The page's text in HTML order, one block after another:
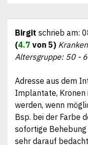
Birgit schrieb am:
(4.7 von 5)
Altersgruppe: 50 -
Adresse aus dem
Implantate, Kronen
werden, wenn
Bsp. bei der Farbe
sofortige
sehr darauf